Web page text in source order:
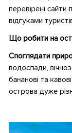
перевірені
відгуками
Що робити на
Споглядати
водоспади,
бананові та
острова дуже